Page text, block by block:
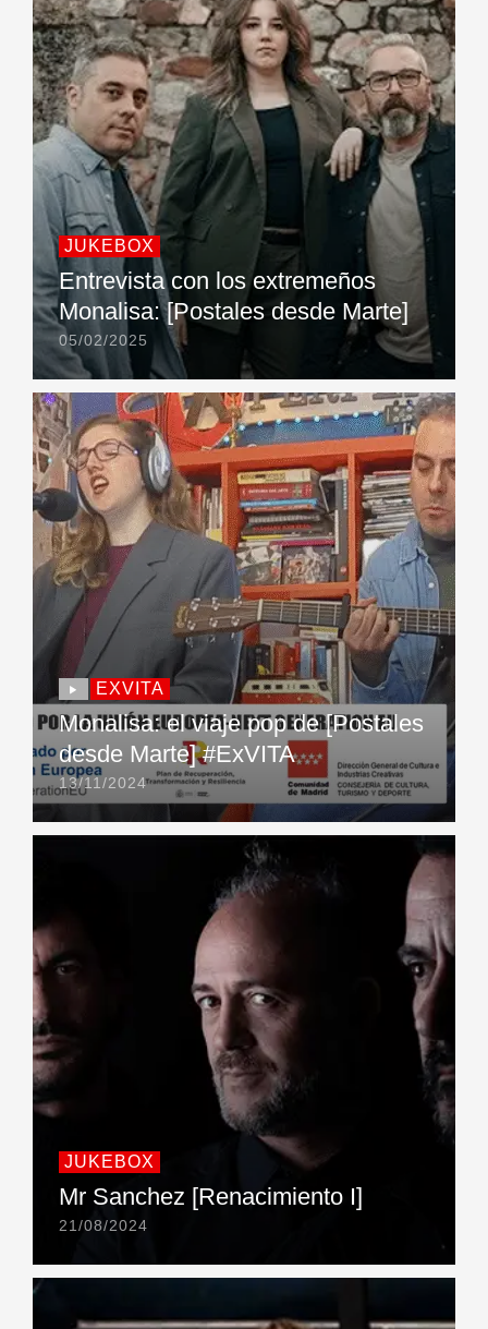
JUKEBOX
Entrevista con los extremeños
Monalisa: [Postales desde Marte]
05/02/2025
EXVITA
Monalisa: el viaje pop de [Postales
desde Marte] #ExVITA
13/11/2024
JUKEBOX
Mr Sanchez [Renacimiento I]
21/08/2024